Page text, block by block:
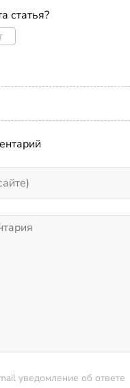
статья?
уведомление об ответе